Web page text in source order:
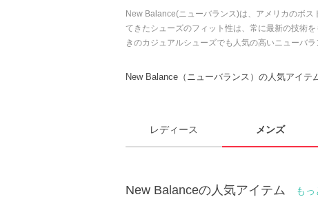
New Balance(ニューバランス)は、アメリカのボ
てきたシューズのフィット性は、常に最新の技術
きのカジュアルシューズでも人気の高いニューバ
New Balance（ニューバランス）の人気アイテ
レディース メンズ
New Balanceの人気アイテム もっ